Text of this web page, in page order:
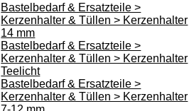
Bastelbedarf & Ersatzteile >
Kerzenhalter & Tüllen > Kerzenhalter
14 mm
Bastelbedarf & Ersatzteile >
Kerzenhalter & Tüllen > Kerzenhalter
Teelicht
Bastelbedarf & Ersatzteile >
Kerzenhalter & Tüllen > Kerzenhalter